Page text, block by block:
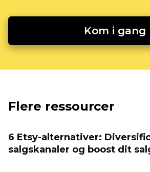
Kom i gang
Flere ressourcer
6 Etsy-alternativer:
salgskanaler og boost dit